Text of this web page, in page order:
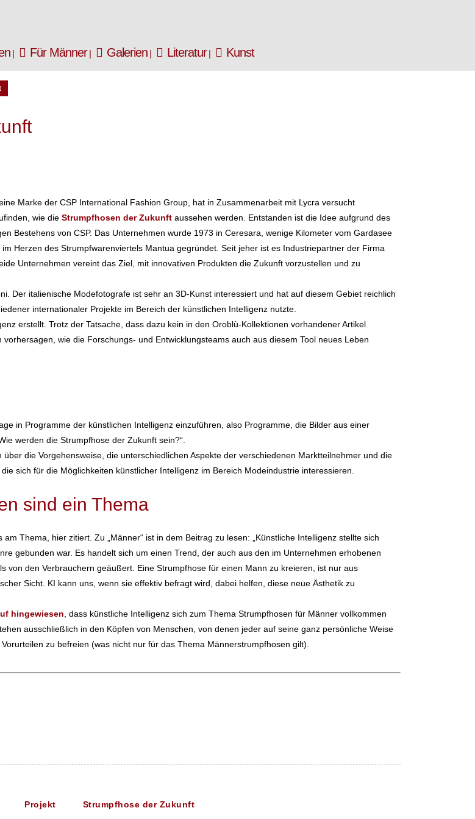
Für Männer Galerien Literatur Kunst
Marke der CSP International Fashion Group, hat in Zusammenarbeit mit Lycra versucht
wie die Strumpfhosen der Zukunft aussehen werden. Entstanden ist die Idee aufgrund des
Bestehens von CSP. Das Unternehmen wurde 1973 in Ceresara, wenige Kilometer vom Gardasee
Herzen des Strumpfwarenviertels Mantua gegründet. Seit jeher ist es Industriepartner der Firma
Unternehmen vereint das Ziel, mit innovativen Produkten die Zukunft vorzustellen und zu
Der italienische Modefotografe ist sehr an 3D-Kunst interessiert und hat auf diesem Gebiet reichlich
internationaler Projekte im Bereich der künstlichen Intelligenz nutzte.
erstellt. Trotz der Tatsache, dass dazu kein in den Oroblù-Kollektionen vorhandener Artikel
wie die Forschungs- und Entwicklungsteams auch aus diesem Tool neues Leben
in Programme der künstlichen Intelligenz einzuführen, also Programme, die Bilder aus einer
werden die Strumpfhose der Zukunft sein?“.
über die Vorgehensweise, die unterschiedlichen Aspekte der verschiedenen Marktteilnehmer und die
sich für die Möglichkeiten künstlicher Intelligenz im Bereich Modeindustrie interessieren.
sind ein Thema
Thema, hier zitiert. Zu „Männer“ ist in dem Beitrag zu lesen: „Künstliche Intelligenz stellte sich
gebunden war. Es handelt sich um einen Trend, der auch aus den im Unternehmen erhobenen
von den Verbrauchern geäußert. Eine Strumpfhose für einen Mann zu kreieren, ist nur aus
Sicht. KI kann uns, wenn sie effektiv befragt wird, dabei helfen, diese neue Ästhetik zu
hingewiesen , dass künstliche Intelligenz sich zum Thema Strumpfhosen für Männer vollkommen
ausschließlich in den Köpfen von Menschen, von denen jeder auf seine ganz persönliche Weise
zu befreien (was nicht nur für das Thema Männerstrumpfhosen gilt).
Projekt Strumpfhose der Zukunft